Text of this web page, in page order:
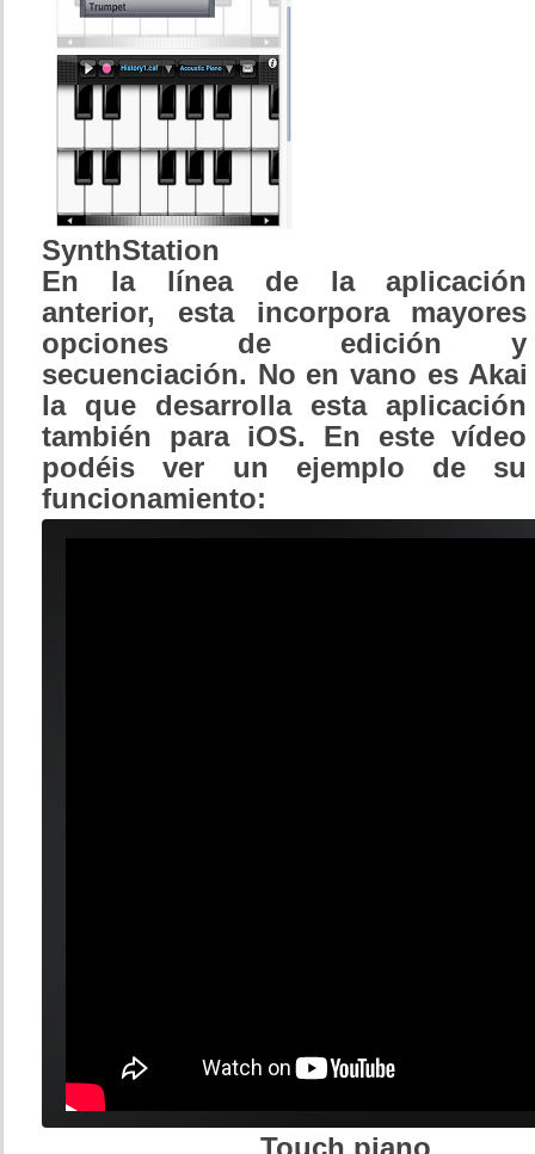
SynthStation
En la línea de la aplicación
anterior, esta incorpora mayores
opciones de edición y
secuenciación. No en vano es Akai
la que desarrolla esta aplicación
también para iOS. En este vídeo
podéis ver un ejemplo de su
funcionamiento: